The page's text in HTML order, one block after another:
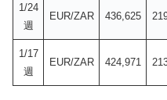
1/24
週
EUR/ZAR 436,625
1/17
週
EUR/ZAR 424,971